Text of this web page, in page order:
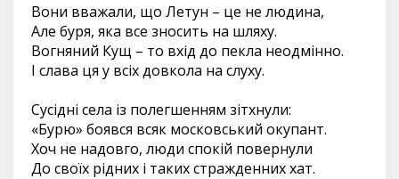
Вони вважали, що Летун – це не людина,
Але буря, яка все зносить на шляху.
Вогняний Кущ – то вхід до пекла неодмінно.
І слава ця у всіх довкола на слуху.
Сусідні села із полегшенням зітхнули:
«Бурю» боявся всяк московський окупант.
Хоч не надовго, люди спокій повернули
До своїх рідних і таких стражденних хат.